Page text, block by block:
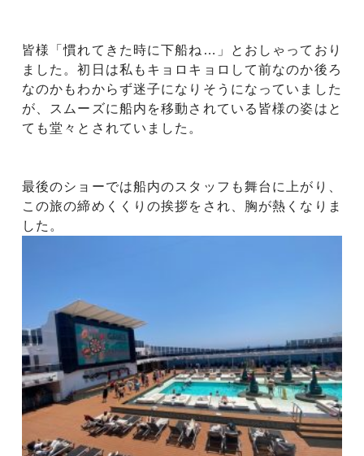
皆様「慣れてきた時に下船ね…」とおしゃっており
ました。初日は私もキョロキョロして前なのか後ろ
なのかもわからず迷子になりそうになっていました
が、スムーズに船内を移動されている皆様の姿はと
ても堂々とされていました。
最後のショーでは船内のスタッフも舞台に上がり、
この旅の締めくくりの挨拶をされ、胸が熱くなりま
した。